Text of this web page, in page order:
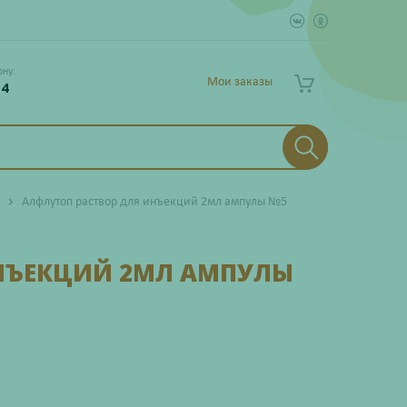
Мои заказы
Алфлутоп раствор для инъекций 2мл ампулы №5
2МЛ АМПУЛЫ